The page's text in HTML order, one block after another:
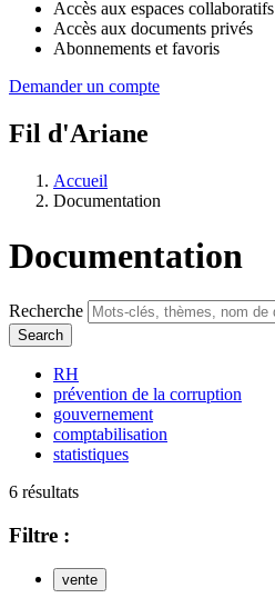
Accès aux espaces collaboratifs
Accès aux documents privés
Abonnements et favoris
Demander un compte
Fil d'Ariane
Accueil
Documentation
Documentation
Recherche
RH
prévention de la corruption
gouvernement
comptabilisation
statistiques
6 résultats
Filtre :
vente